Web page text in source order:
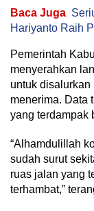
Baca Juga
Hariyanto Raih
Pemerintah
menyerahkan
untuk
menerima. Data
yang terdampak
“Alhamdulillah
sudah surut
ruas jalan yang
terhambat,”